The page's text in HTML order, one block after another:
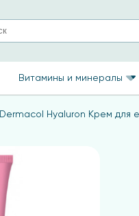
Витамины и минералы
Dermacol Hyaluron Крем для